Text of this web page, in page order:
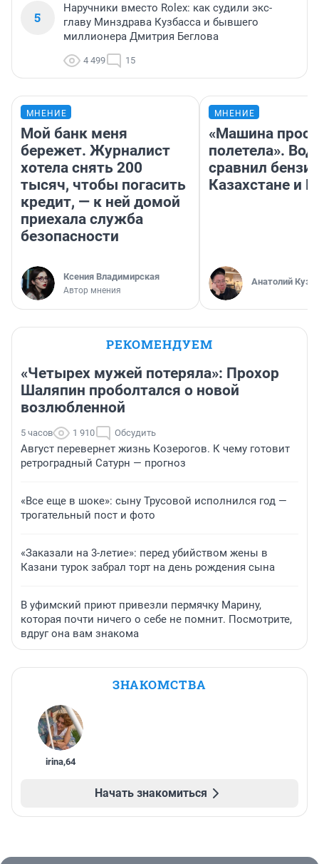
5
Наручники вместо Rolex: как судили экс-
главу Минздрава Кузбасса и бывшего
миллионера Дмитрия Беглова
4 499 15
МНЕНИЕ
Мой банк меня
бережет. Журналист
хотела снять 200
тысяч, чтобы погасить
кредит, — к ней домой
приехала служба
безопасности
Ксения Владимирская
Автор мнения
МНЕНИЕ
«Машина
полетела».
сравнил
Казахстане и
Анатолий
РЕКОМЕНДУЕМ
«Четырех мужей потеряла»: Прохор
Шаляпин проболтался о новой
возлюбленной
5 часов 1 910 Обсудить
Август перевернет жизнь Козерогов. К чему готовит
ретроградный Сатурн — прогноз
«Все еще в шоке»: сыну Трусовой исполнился год —
трогательный пост и фото
«Заказали на 3-летие»: перед убийством жены в
Казани турок забрал торт на день рождения сына
В уфимский приют привезли пермячку Марину,
которая почти ничего о себе не помнит. Посмотрите,
вдруг она вам знакома
ЗНАКОМСТВА
irina,64
Начать знакомиться